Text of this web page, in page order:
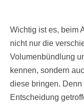
Wichtig ist es, beim
nicht nur die
Volumenbündlung
kennen, sondern
diese bringen.
Entscheidung